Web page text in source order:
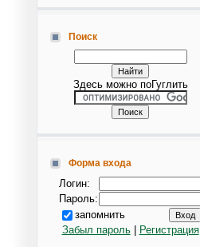
Поиск
Здесь можно поГуглить
Форма входа
Логин:
Пароль:
запомнить
Забыл пароль| Регистрация